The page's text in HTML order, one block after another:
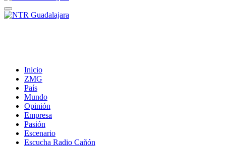
Inicio
ZMG
País
Mundo
Opinión
Empresa
Pasión
Escenario
Escucha Radio Cañón